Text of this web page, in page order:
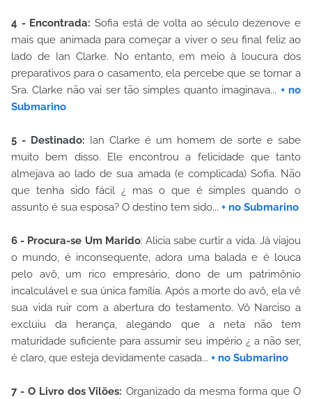
4 - Encontrada: Sofia está de volta ao século dezenove e
mais que animada para começar a viver o seu final feliz ao
lado de Ian Clarke. No entanto, em meio à loucura dos
preparativos para o casamento, ela percebe que se tornar a
Sra. Clarke não vai ser tão simples quanto imaginava... + no
Submarino
5 - Destinado: Ian Clarke é um homem de sorte e sabe
muito bem disso. Ele encontrou a felicidade que tanto
almejava ao lado de sua amada (e complicada) Sofia. Não
que tenha sido fácil ¿ mas o que é simples quando o
assunto é sua esposa? O destino tem sido... + no Submarino
6 - Procura-se Um Marido: Alicia sabe curtir a vida. Já viajou
o mundo, é inconsequente, adora uma balada e é louca
pelo avô, um rico empresário, dono de um patrimônio
incalculável e sua única família. Após a morte do avô, ela vê
sua vida ruir com a abertura do testamento. Vô Narciso a
excluiu da herança, alegando que a neta não tem
maturidade suficiente para assumir seu império ¿ a não ser,
é claro, que esteja devidamente casada... + no Submarino
7 - O Livro dos Vilões: Organizado da mesma forma que O